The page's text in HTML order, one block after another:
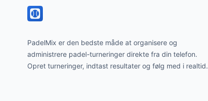
PadelMix er den bedste måde at organisere og
administrere padel-turneringer direkte fra din telefon.
Opret turneringer, indtast resultater og følg med i realtid.